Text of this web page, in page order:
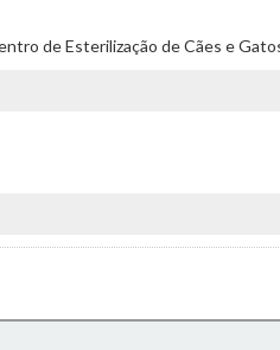
de Esterilização de Cães e